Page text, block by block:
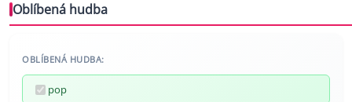
Oblíbená hudba
OBLÍBENÁ HUDBA:
pop